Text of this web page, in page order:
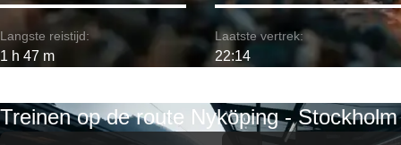
Langste reistijd:
1 h 47 m
Laatste vertrek:
22:14
Treinen op de route Nyköping - Stockholm